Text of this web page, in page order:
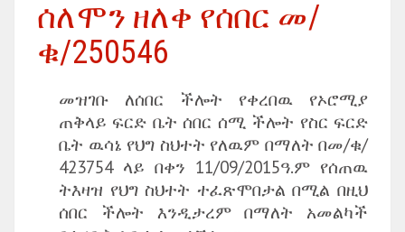
ሰለሞን ዘለቀ የሰበር መ/
ቁ/250546
መዝገቡ ለሰበር ችሎት የቀረበዉ የኦሮሚያ
ጠቅላይ ፍርድ ቤት ሰበር ሰሚ ችሎት የስር ፍርድ
ቤት ዉሳኔ የህግ ስህተት የለዉም በማለት በመ/ቁ/
423754 ላይ በቀን 11/09/2015ዓ.ም የሰጠዉ
ትእዛዝ የህግ ስህተት ተፈጽሞበታል በሚል በዚህ
ሰበር ችሎት እንዲታረም በማለት አመልካች